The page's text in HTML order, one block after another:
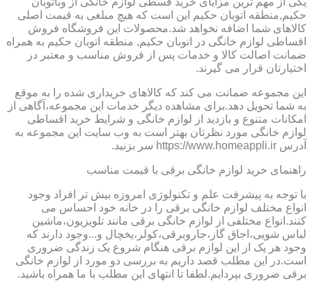
حکیم,منطقه اتوبان حکیم این است که هیچ مبلغی به قیمت اصلی
کالاهای شما اضافه نخواهد شد.محصولات این فروشگاه فروش
اقساطی لوازم خانگی در اتوبان حکیم, منطقه اتوبان حکیم به همراه
ضمانت اصالت کالا و خدمات پس از فروش مناسب و معتبر در
اختیارتان قرار می گیرند.
این مجموعه ضمانت می کند که کالاهای خریداری شده را به موقع
به شما تحویل دهد.برای مشاهده دیگر خدمات این مجموعه،آگاهی از
امکانات متنوع و بازدید از لوازم خانگی و شرایط خرید اقساطی
لوازم خانگی مورد نظرتان بهتر است به وب سایت این مجموعه به
آدرس https://www.homeappli.ir سر بزنید.
راهنمای خرید لوازم خانگی برقی با قیمت مناسب
با توجه به پیشرفت علم و تکنولوژی امروزه بیش تر افراد وجود
انواع مختلف لوازم خانگی برقی را در خانه خود احساس می
کنند.انواع مختلفی از لوازم خانگی برقی مانند تلویزیون،ماشین
لباس شویی،اجاق گاز،جاروبرقی،کولر،یخچال و...وجود دارند که
وجود هر یک از این لوازم برقی هنگام شروع یک زندگی ضروری
است.در این مطلب قصد داریم به بررسی دو مورد از لوازم خانگی
برقی ضروری بپردایم.لطفا تا انتهای این مطلب با ما همراه باشید.